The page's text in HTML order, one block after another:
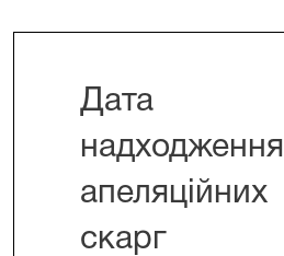
Дата
надходження
апеляційних
скарг